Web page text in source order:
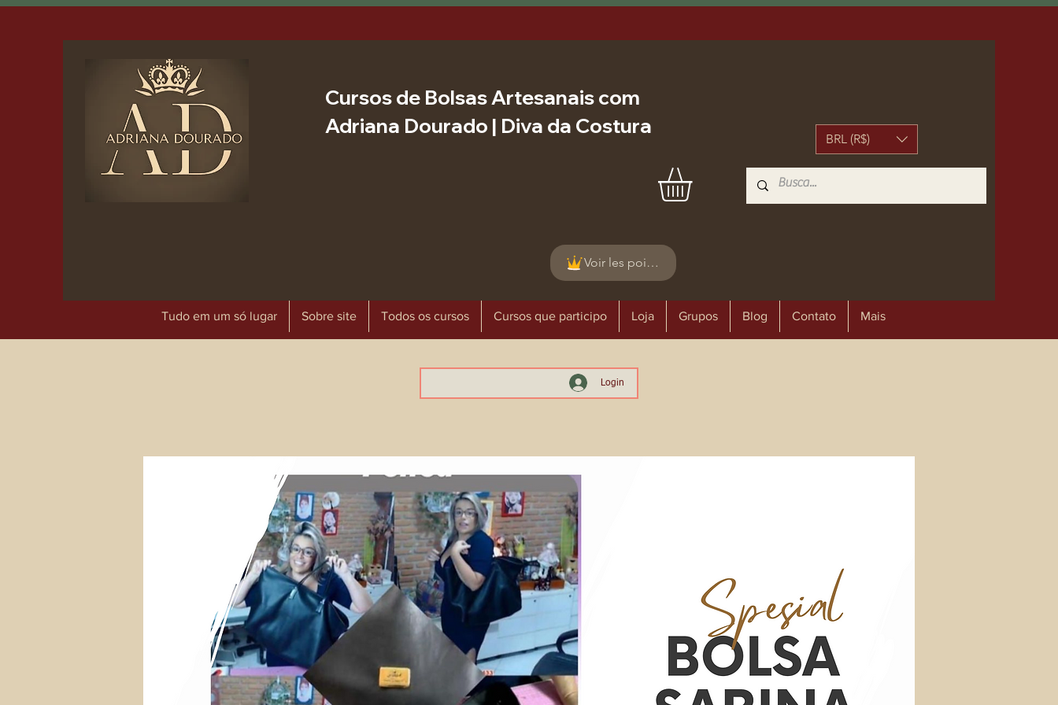
Cursos de Bolsas Artesanais com
Adriana Dourado | Diva da Costura
BRL (R$)
Voir les points
Tudo em um só lugar Sobre site Todos os cursos Cursos que participo Loja Grupos Blog Contato Mais
Login